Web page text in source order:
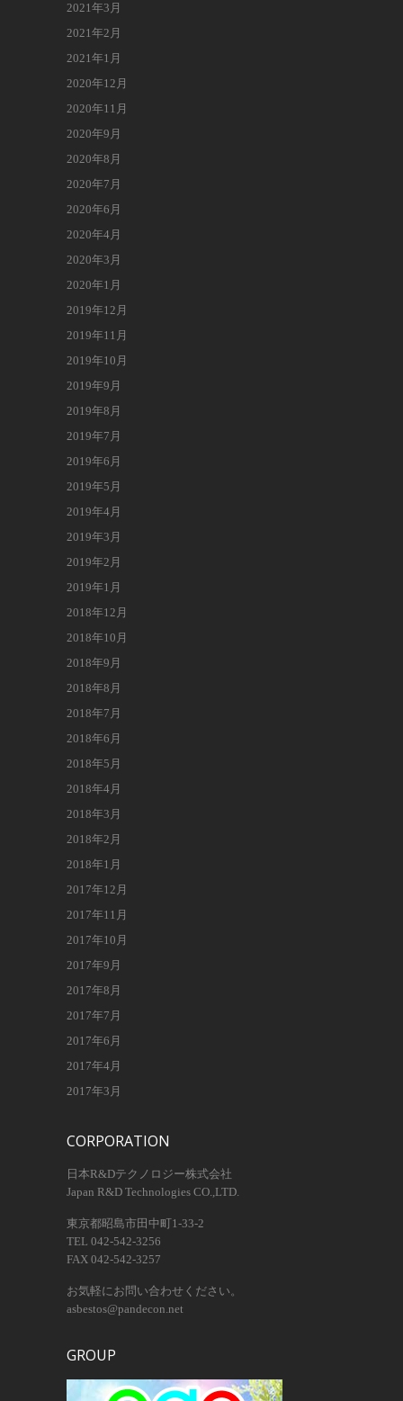
2021年3月
2021年2月
2021年1月
2020年12月
2020年11月
2020年9月
2020年8月
2020年7月
2020年6月
2020年4月
2020年3月
2020年1月
2019年12月
2019年11月
2019年10月
2019年9月
2019年8月
2019年7月
2019年6月
2019年5月
2019年4月
2019年3月
2019年2月
2019年1月
2018年12月
2018年10月
2018年9月
2018年8月
2018年7月
2018年6月
2018年5月
2018年4月
2018年3月
2018年2月
2018年1月
2017年12月
2017年11月
2017年10月
2017年9月
2017年8月
2017年7月
2017年6月
2017年4月
2017年3月
CORPORATION
日本R&Dテクノロジー株式会社
Japan R&D Technologies CO.,LTD.
東京都昭島市田中町1-33-2
TEL 042-542-3256
FAX 042-542-3257
お気軽にお問い合わせください。
asbestos@pandecon.net
GROUP